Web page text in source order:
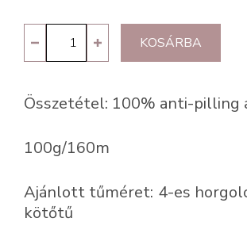
Kartopu
No.1
mennyiség
KOSÁRBA
Összetétel: 100% anti-pilling
100g/160m
Ajánlott tűméret: 4-es
kötőtű